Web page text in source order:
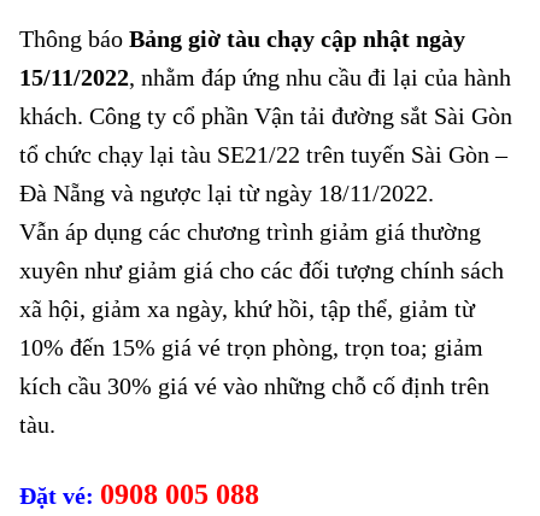
Thông báo Bảng giờ tàu chạy cập nhật ngày
15/11/2022, nhằm đáp ứng nhu cầu đi lại của hành
khách. Công ty cổ phần Vận tải đường sắt Sài Gòn
tổ chức chạy lại tàu SE21/22 trên tuyến Sài Gòn –
Đà Nẵng và ngược lại từ ngày 18/11/2022.
Vẫn áp dụng các chương trình giảm giá thường
xuyên như giảm giá cho các đối tượng chính sách
xã hội, giảm xa ngày, khứ hồi, tập thể, giảm từ
10% đến 15% giá vé trọn phòng, trọn toa; giảm
kích cầu 30% giá vé vào những chỗ cố định trên
tàu.
Đặt vé: 0908 005 088